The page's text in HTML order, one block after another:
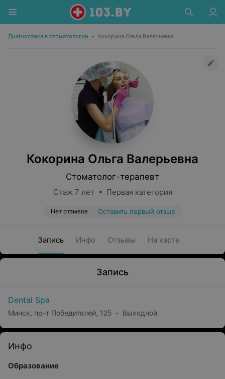
Диагностика в стоматологии • Кокорина Ольга Валерьевна
Кокорина Ольга Валерьевна
Стоматолог-терапевт
Стаж 7 лет • Первая категория
Нет отзывов Оставить первый отзыв
Запись Инфо Отзывы На карте
Запись
Dental Spa
Минск, пр-т Победителей, 125 Выходной
Инфо
Образование